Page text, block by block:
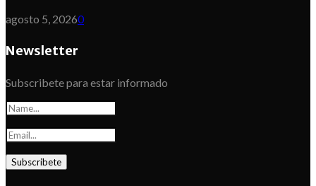
agosto 5, 20260
Newsletter
Subscribete para estar informado